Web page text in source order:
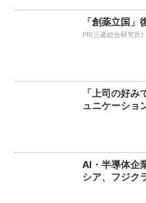
「創薬立国」
PR(三菱総合研究所)
「上司の好み
ュニケーショ
AI・半導体企
シア、フジク